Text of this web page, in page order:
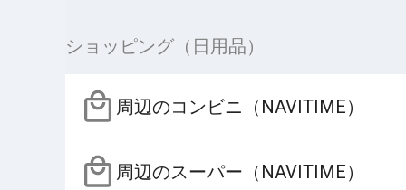
ショッピング（日用品）
周辺のコンビニ（NAVITIME）
周辺のスーパー（NAVITIME）